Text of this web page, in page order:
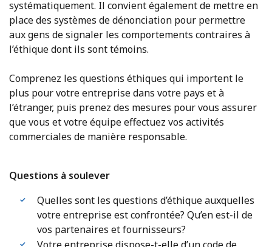
systématiquement. Il convient également de mettre en
place des systèmes de dénonciation pour permettre
aux gens de signaler les comportements contraires à
l’éthique dont ils sont témoins.
Comprenez les questions éthiques qui importent le
plus pour votre entreprise dans votre pays et à
l’étranger, puis prenez des mesures pour vous assurer
que vous et votre équipe effectuez vos activités
commerciales de manière responsable.
Questions à soulever
Quelles sont les questions d’éthique auxquelles
votre entreprise est confrontée? Qu’en est-il de
vos partenaires et fournisseurs?